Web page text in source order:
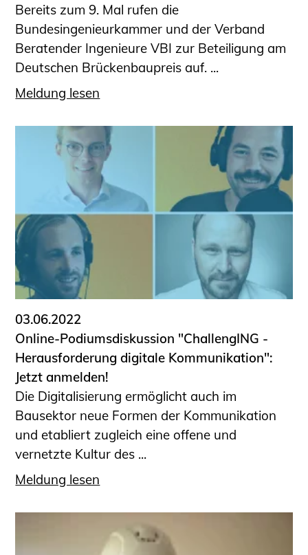
Bereits zum 9. Mal rufen die
Bundesingenieurkammer und der Verband
Beratender Ingenieure VBI zur Beteiligung am
Deutschen Brückenbaupreis auf. ...
Meldung lesen
03.06.2022
Online-Podiumsdiskussion "ChallengING -
Herausforderung digitale Kommunikation":
Jetzt anmelden!
Die Digitalisierung ermöglicht auch im
Bausektor neue Formen der Kommunikation
und etabliert zugleich eine offene und
vernetzte Kultur des ...
Meldung lesen